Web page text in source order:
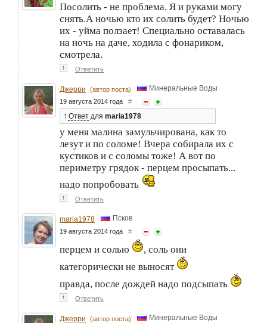
Посолить - не проблема. Я и руками могу
снять.А ночью кто их солить будет? Ночью
их - уйма ползает! Специально оставалась
на ночь на даче, ходила с фонариком,
смотрела.
↑ Ответить
Джерри (автор поста) Минеральные Воды
19 августа 2014 года #
↑ Ответ для maria1978
у меня малина замульчирована, как то
лезут и по соломе! Вчера собирала их с
кустиков и с соломы тоже! А вот по
периметру грядок - перцем просыпать...
надо попробовать
↑ Ответить
maria1978 Псков
19 августа 2014 года #
перцем и солью
, соль они
категорически не выносят
правда, после дождей надо подсыпать
↑ Ответить
Джерри (автор поста) Минеральные Воды